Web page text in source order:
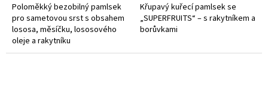
Poloměkký bezobilný pamlsek
pro sametovou srst s obsahem
lososa, měsíčku, lososového
oleje a rakytníku
Křupavý kuřecí pamlsek se
„SUPERFRUITS“ – s rakytníkem a
borůvkami